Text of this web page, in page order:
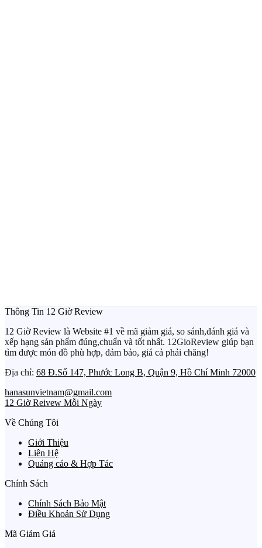
Thông Tin 12 Giờ Review
12 Giờ Review là Website #1 về mã giảm giá, so sánh,đánh giá và
xếp hạng sản phẩm đúng,chuẩn và tốt nhất. 12GioReview giúp bạn
tìm được món đồ phù hợp, đảm bảo, giá cả phải chăng!
Địa chỉ: 68 Đ.Số 147, Phước Long B, Quận 9, Hồ Chí Minh 72000
hanasunvietnam@gmail.com
12 Giờ Reivew Mỗi Ngày
Về Chúng Tôi
Giới Thiệu
Liên Hệ
Quảng cáo & Hợp Tác
Chính Sách
Chính Sách Bảo Mật
Điều Khoản Sử Dụng
Mã Giảm Giá